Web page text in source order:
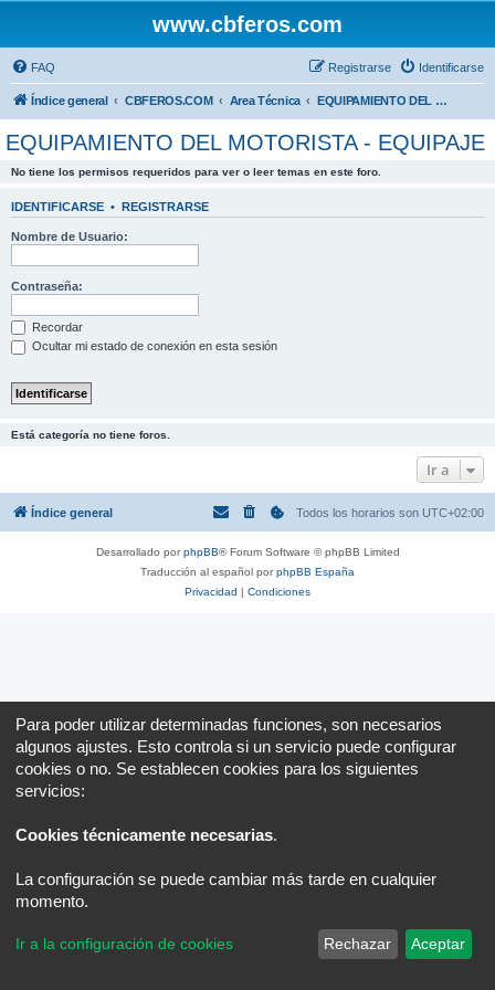
www.cbferos.com
FAQ Identificarse
Registrarse
Índice general CBFEROS.COM Area Técnica EQUIPAMIENTO DEL MOTORISTA - EQUIPAJE
EQUIPAMIENTO DEL MOTORISTA - EQUIPAJE
No tiene los permisos requeridos para ver o leer temas en este foro.
IDENTIFICARSE • REGISTRARSE
Nombre de Usuario:
Contraseña:
Recordar
Ocultar mi estado de conexión en esta sesión
Está categoría no tiene foros.
Ir a
Índice general Todos los horarios son UTC+02:00
Desarrollado porphpBB® Forum Software © phpBB Limited
Traducción al español porphpBB España
Privacidad | Condiciones
Para poder utilizar determinadas funciones, son necesarios
algunos ajustes. Esto controla si un servicio puede configurar
cookies o no. Se establecen cookies para los siguientes
servicios:
Cookies técnicamente necesarias.
La configuración se puede cambiar más tarde en cualquier
momento.
Ir a la configuración de cookies Rechazar Aceptar